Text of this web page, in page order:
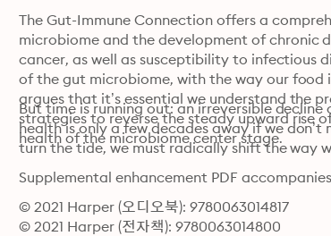
The Gut-Immune Connection offers a
microbiome and the development of chronic
cancer, as well as susceptibility to infectious
of the gut microbiome, with the way our
argues that it’s essential we understand the
strategies to reverse the steady upward rise
health of the microbiome center stage.
But time is running out: an irreversible
health is only a few decades away if we
turn the tide, we must radically shift the way
Supplemental enhancement PDF
© 2021 Harper (오디오북): 9780063014817
© 2021 Harper (전자책): 9780063014800